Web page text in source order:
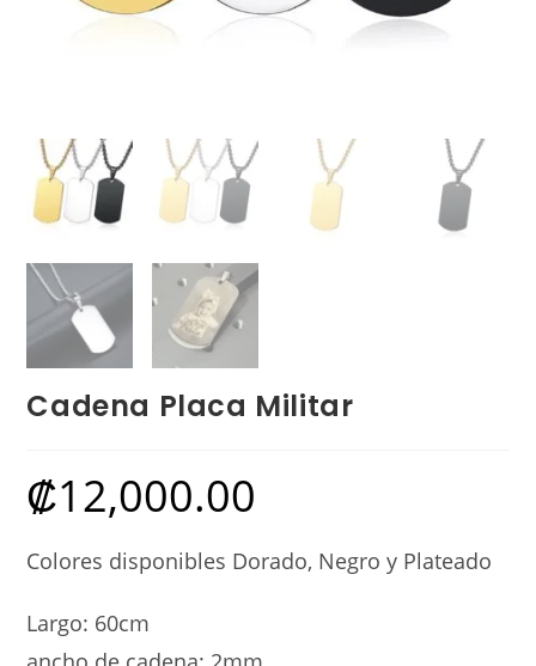
Cadena Placa Militar
₡12,000.00
Colores disponibles Dorado, Negro y Plateado
Largo: 60cm